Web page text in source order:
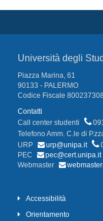
Università degli
Piazza Marina, 61
90133 - PALERMO
Codice Fiscale
Contatti
Call center studenti
Telefono Amm. C.le di
URP
urp@unipa.it
PEC
pec@cert.unipa.it
Webmaster
Accessibilità
Orientamento